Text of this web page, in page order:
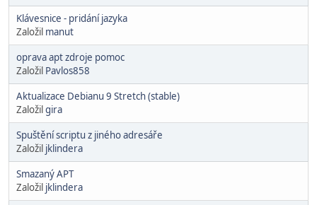
Klávesnice - pridání jazyka
Založil manut
oprava apt zdroje pomoc
Založil Pavlos858
Aktualizace Debianu 9 Stretch (stable)
Založilgira
Spuštění scriptu z jiného adresáře
Založil jklindera
Smazaný APT
Založil jklindera